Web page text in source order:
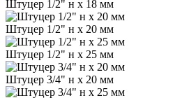
Штуцер 1/2" н х 18 мм
Штуцер 1/2" н х 20 мм
Штуцер 1/2" н х 25 мм
Штуцер 3/4" н х 20 мм